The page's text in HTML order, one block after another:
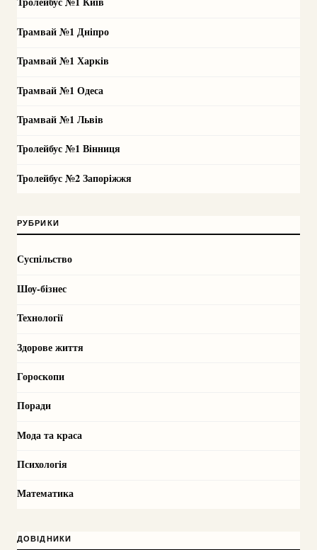
Трамвай №1 Дніпро
Трамвай №1 Харків
Трамвай №1 Одеса
Трамвай №1 Львів
Тролейбус №1 Вінниця
Тролейбус №2 Запоріжжя
РУБРИКИ
Суспільство
Шоу-бізнес
Технології
Здорове життя
Гороскопи
Поради
Мода та краса
Психологія
Математика
ДОВІДНИКИ